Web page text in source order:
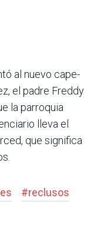
al nuevo cape­
el padre Fre­ddy
la parroquia
lleva el
que significa
#reclusos